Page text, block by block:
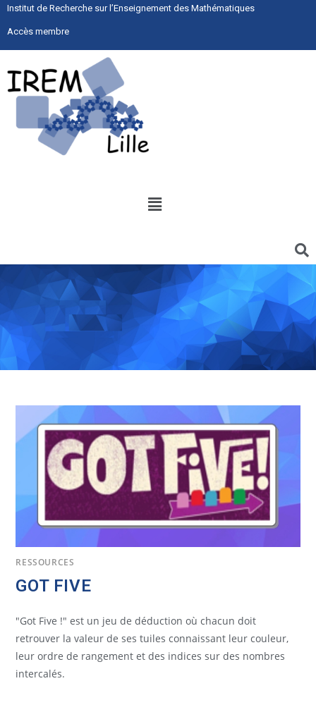
Institut de Recherche sur l’Enseignement des Mathématiques
Accès membre
RESSOURCES
GOT FIVE
"Got Five !" est un jeu de déduction où chacun doit
retrouver la valeur de ses tuiles connaissant leur couleur,
leur ordre de rangement et des indices sur des nombres
intercalés.